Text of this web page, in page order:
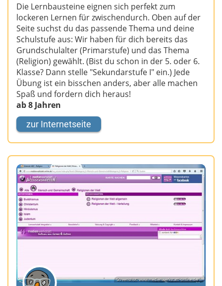
Die Lernbausteine eignen sich perfekt zum
lockeren Lernen für zwischendurch. Oben auf der
Seite suchst du das passende Thema und deine
Schulstufe aus: Wir haben für dich bereits das
Grundschulalter (Primarstufe) und das Thema
(Religion) gewählt. (Bist du schon in der 5. oder 6.
Klasse? Dann stelle "Sekundarstufe I" ein.) Jede
Übung ist ein bisschen anders, aber alle machen
Spaß und fordern dich heraus!
ab 8 Jahren
zur Internetseite
Screenshot: www.medienwerkstatt-online.de/...